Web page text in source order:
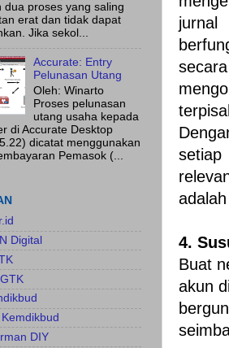
jurnal
setiap
4.
Buat
akun
dua proses yang saling
erat dan tidak dapat
Jika sekol...
Accurate: Entry
Pelunasan Utang
Oleh: Winarto
Proses pelunasan
utang usaha kepada
di Accurate Desktop
dicatat menggunakan
Pemasok (...
Digital
Kemdikbud
DIY